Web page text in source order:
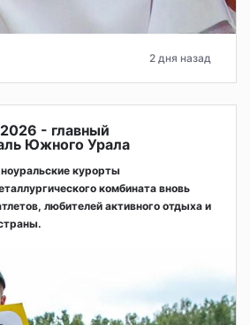
2 дня назад
- главный
Южного Урала
курорты
комбината вновь
любителей активного отдыха и